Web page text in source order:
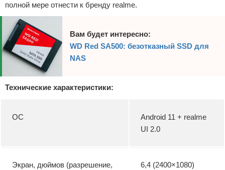
полной мере отнести к бренду realme.
Вам будет интересно:
WD Red SA500: безотказный SSD для
NAS
Технические характеристики:
ОС
Android 11 + realme
UI 2.0
Экран, дюймов (разрешение,
6,4 (2400×1080)